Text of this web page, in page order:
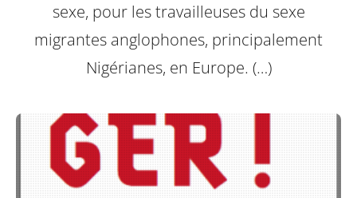
sexe, pour les travailleuses du sexe
migrantes anglophones, principalement
Nigérianes, en Europe. (…)